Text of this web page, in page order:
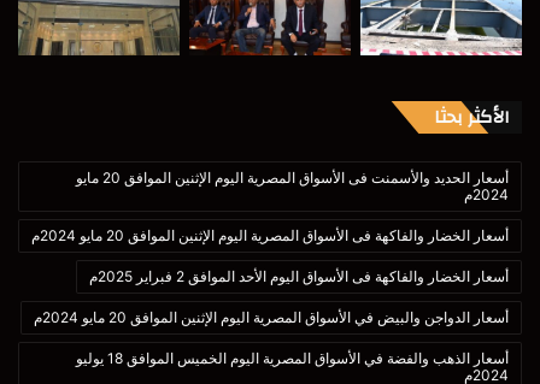
الأكثر بحثا
أسعار الحديد والأسمنت فى الأسواق المصرية اليوم الإثنين الموافق 20 مايو
2024م
أسعار الخضار والفاكهة فى الأسواق المصرية اليوم الإثنين الموافق 20 مايو 2024م
أسعار الخضار والفاكهة فى الأسواق اليوم الأحد الموافق 2 فبراير 2025م
أسعار الدواجن والبيض في الأسواق المصرية اليوم الإثنين الموافق 20 مايو 2024م
أسعار الذهب والفضة في الأسواق المصرية اليوم الخميس الموافق 18 يوليو
2024م